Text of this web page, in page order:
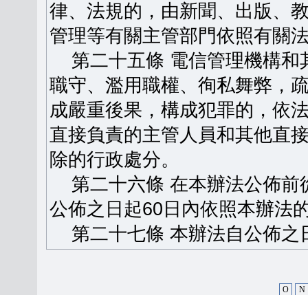
律、法規的，由新聞、出版、
管理等有關主管部門依照有關
第二十五條 電信管理機構和
職守、濫用職權、徇私舞弊，
成嚴重後果，構成犯罪的，依
直接負責的主管人員和其他直
除的行政處分。
第二十六條 在本辦法公佈前
公佈之日起60日內依照本辦法
第二十七條 本辦法自公佈之
O N